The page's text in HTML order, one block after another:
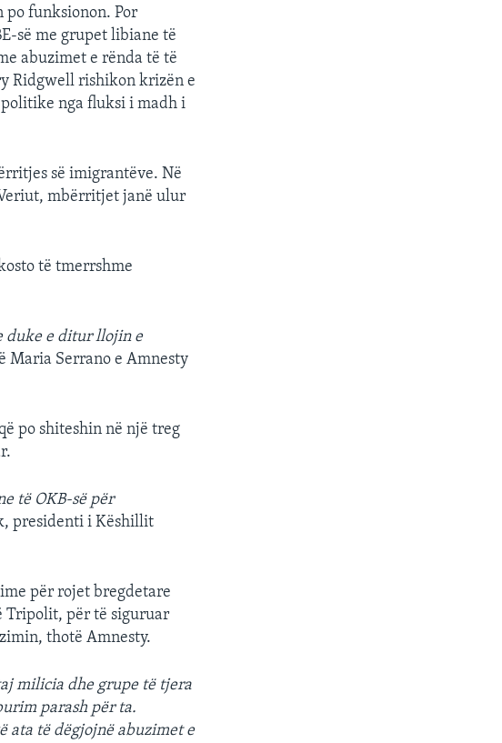
po funksionon. Por
së me grupet libiane të
abuzimet e rënda të të
Ridgwell rishikon krizën e
nga fluksi i madh i
së imigrantëve. Në
mbërritjet janë ulur
të tmerrshme
duke e ditur llojin e
Maria Serrano e Amnesty
po shiteshin në një treg
të OKB-së për
presidenti i Këshillit
për rojet bregdetare
Tripolit, për të siguruar
thotë Amnesty.
milicia dhe grupe të tjera
parash për ta.
ata të dëgjojnë abuzimet e